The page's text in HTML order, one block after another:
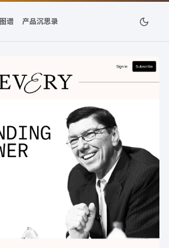
图谱 产品沉思录